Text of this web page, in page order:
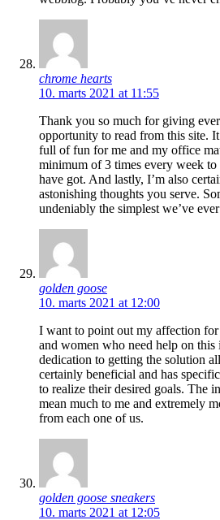
chrome hearts
10. marts 2021 at 11:55
Thank you so much for giving
opportunity to read from this site.
full of fun for me and my office
minimum of 3 times every week to
have got. And lastly, I’m also
astonishing thoughts you serve.
undeniably the simplest we’ve
golden goose
10. marts 2021 at 12:00
I want to point out my affection
and women who need help on this
dedication to getting the solution
certainly beneficial and has
to realize their desired goals. The
mean much to me and extremely
from each one of us.
golden goose sneakers
10. marts 2021 at 12:05